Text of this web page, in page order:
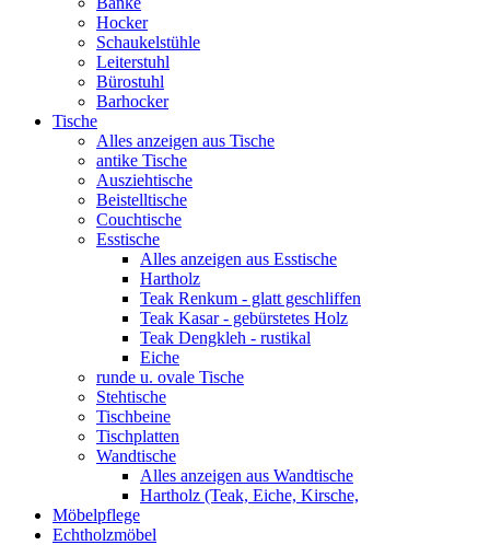
Hocker
Schaukelstühle
Leiterstuhl
Bürostuhl
Barhocker
Tische
Alles anzeigen aus Tische
antike Tische
Ausziehtische
Beistelltische
Couchtische
Esstische
Alles anzeigen aus Esstische
Hartholz
Teak Renkum - glatt geschliffen
Teak Kasar - gebürstetes Holz
Teak Dengkleh - rustikal
Eiche
runde u. ovale Tische
Stehtische
Tischbeine
Tischplatten
Wandtische
Alles anzeigen aus Wandtische
Hartholz (Teak, Eiche, Kirsche,
Möbelpflege
Echtholzmöbel